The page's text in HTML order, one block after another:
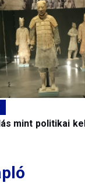
mint politikai